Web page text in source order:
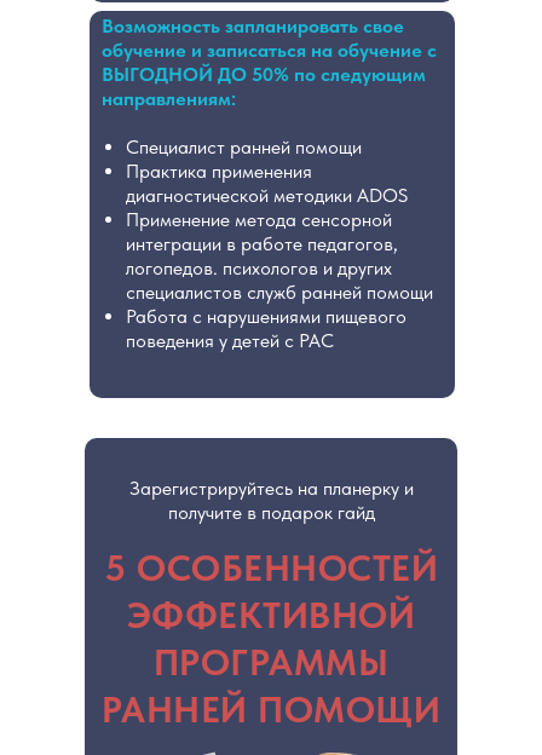
Возможность запланировать свое
обучение и записаться на обучение с
ВЫГОДНОЙ ДО 50% по следующим
направлениям:
Специалист ранней помощи
Практика применения
диагностической методики ADOS
Применение метода сенсорной
интеграции в работе педагогов,
логопедов. психологов и других
специалистов служб ранней помощи
Работа с нарушениями пищевого
поведения у детей с РАС
5 ОСОБЕННОСТЕЙ
ЭФФЕКТИВНОЙ
ПРОГРАММЫ
РАННЕЙ ПОМОЩИ
Зарегистрируйтесь на планерку и
получите в подарок гайд